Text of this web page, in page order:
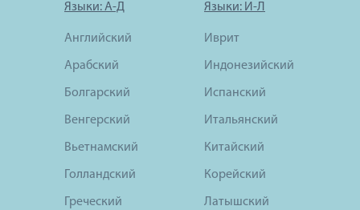
Языки: А-Д
Английский
Арабский
Болгарский
Венгерский
Вьетнамский
Голландский
Греческий
Языки: И-Л
Иврит
Индонезийский
Испанский
Итальянский
Китайский
Корейский
Латышский